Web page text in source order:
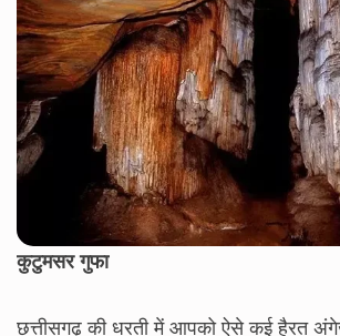
कुटुमसर गुफा
छत्तीसगढ़ की धरती में आपको ऐसे कई हैरत